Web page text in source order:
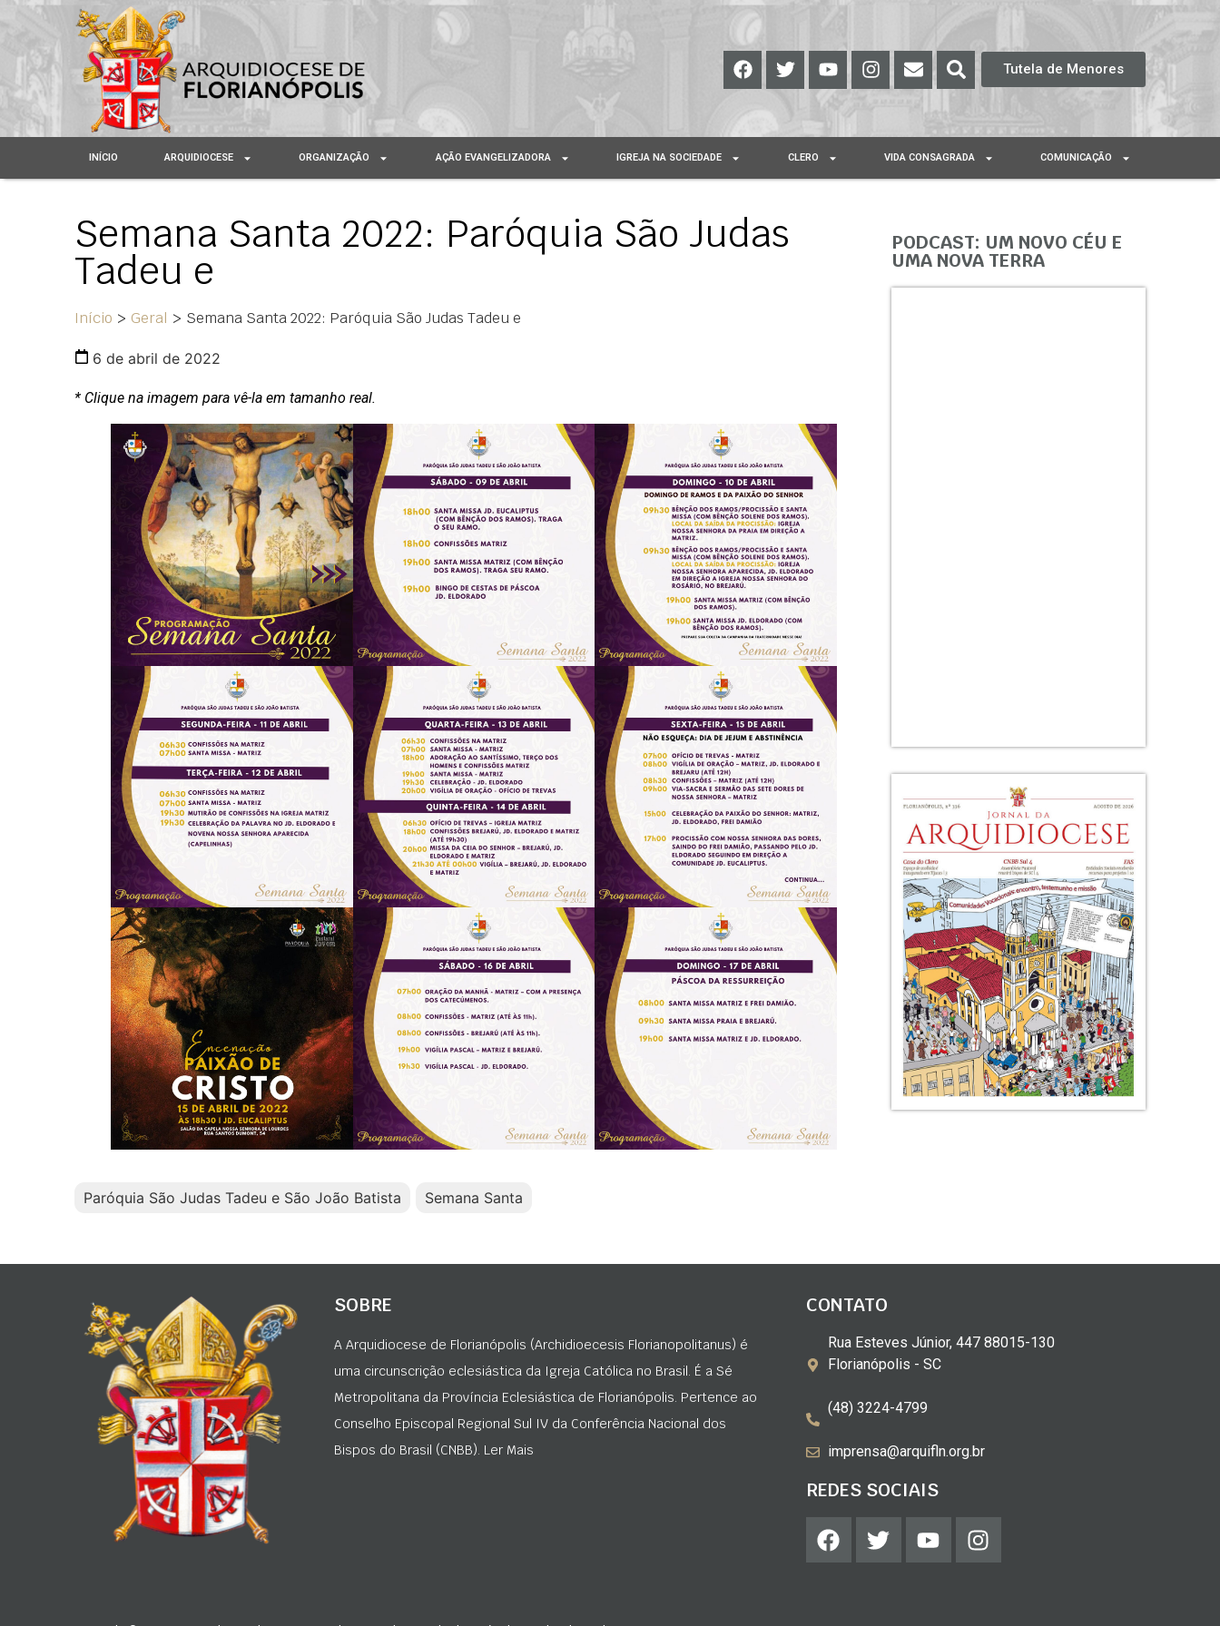
Tutela de Menores
INÍCIO ARQUIDIOCESE ORGANIZAÇÃO AÇÃO EVANGELIZADORA IGREJA NA SOCIEDADE CLERO VIDA CONSAGRADA COMUNICAÇÃO
Semana Santa 2022: Paróquia São Judas
Tadeu e
Início > Geral > Semana Santa 2022: Paróquia São Judas Tadeu e
6 de abril de 2022
* Clique na imagem para vê-la em tamanho real.
Paróquia São Judas Tadeu e São João Batista Semana Santa
PODCAST: UM NOVO CÉU E
UMA NOVA TERRA
SOBRE
A Arquidiocese de Florianópolis (Archidioecesis Florianopolitanus) é
uma circunscrição eclesiástica da Igreja Católica no Brasil. É a Sé
Metropolitana da Província Eclesiástica de Florianópolis. Pertence ao
Conselho Episcopal Regional Sul IV da Conferência Nacional dos
Bispos do Brasil (CNBB). Ler Mais
CONTATO
Rua Esteves Júnior, 447 88015-130
Florianópolis - SC
(48) 3224-4799
imprensa@arquifln.org.br
REDES SOCIAIS